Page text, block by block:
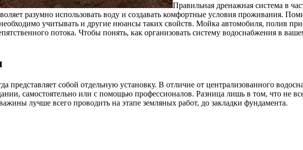
Правильная дренажная система в
разумно использовать воду и создавать комфортные условия проживания.
учитывать и другие нюансы таких свойств. Мойка автомобиля, полив
потока. Чтобы понять, как организовать систему водоснабжения в
представляет собой отдельную установку. В отличие от централизованного
самостоятельно или с помощью профессионалов. Разница лишь в том, что не
лучше всего проводить на этапе земляных работ, до закладки фундамента.